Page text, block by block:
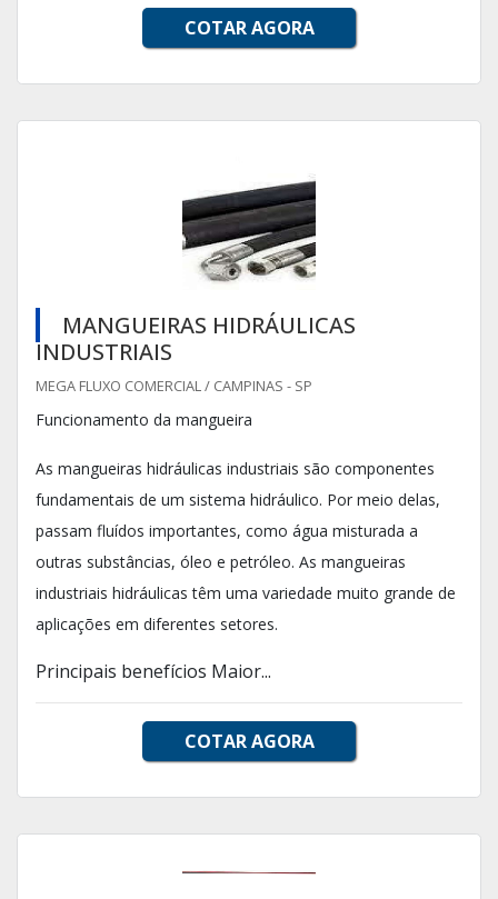
COTAR AGORA
MANGUEIRAS HIDRÁULICAS
INDUSTRIAIS
MEGA FLUXO COMERCIAL / CAMPINAS - SP
Funcionamento da mangueira
As mangueiras hidráulicas industriais são componentes
fundamentais de um sistema hidráulico. Por meio delas,
passam fluídos importantes, como água misturada a
outras substâncias, óleo e petróleo. As mangueiras
industriais hidráulicas têm uma variedade muito grande de
aplicações em diferentes setores.
Principais benefícios Maior...
COTAR AGORA